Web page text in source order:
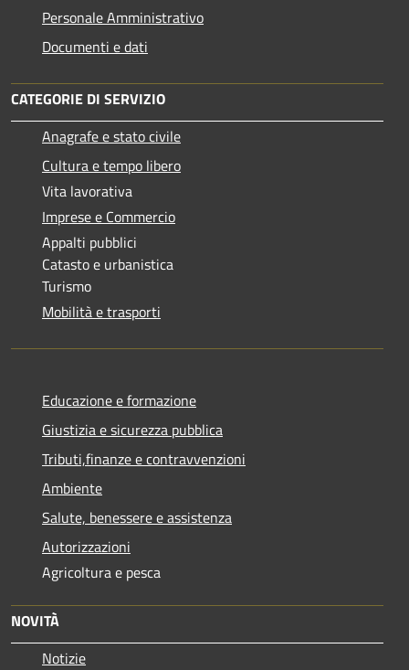
Personale Amministrativo
Documenti e dati
CATEGORIE DI SERVIZIO
Anagrafe e stato civile
Cultura e tempo libero
Vita lavorativa
Imprese e Commercio
Appalti pubblici
Catasto e urbanistica
Turismo
Mobilità e trasporti
Educazione e formazione
Giustizia e sicurezza pubblica
Tributi,finanze e contravvenzioni
Ambiente
Salute, benessere e assistenza
Autorizzazioni
Agricoltura e pesca
NOVITÀ
Notizie